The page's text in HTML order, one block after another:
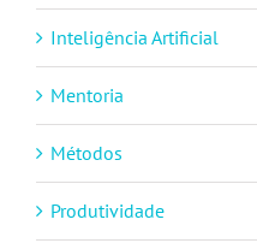
Inteligência Artificial
Mentoria
Métodos
Produtividade